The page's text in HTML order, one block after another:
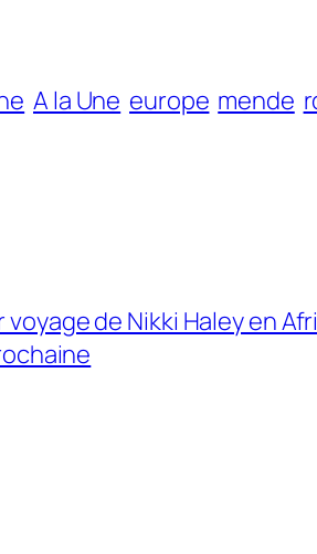
A la Une europe mende
voyage de Nikki Haley en